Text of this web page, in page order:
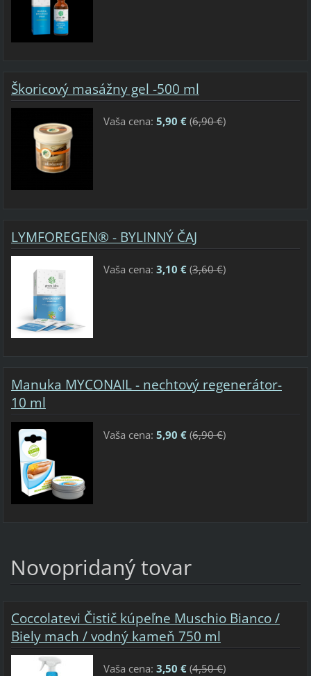
Škoricový masážny gel -500 ml
Vaša cena: 5,90 €(6,90 €)
LYMFOREGEN® - BYLINNÝ ČAJ
Vaša cena: 3,10 €(3,60 €)
Manuka MYCONAIL - nechtový regenerátor-
10 ml
Vaša cena: 5,90 €(6,90 €)
Novopridaný tovar
Coccolatevi Čistič kúpeľne Muschio Bianco /
Biely mach / vodný kameň 750 ml
Vaša cena: 3,50 €(4,50 €)